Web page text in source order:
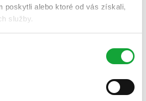
poskytli alebo ktoré od vás získali,
služby.